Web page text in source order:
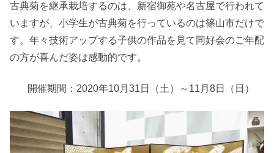
古典菊を継承栽培するのは、新宿御苑や名古屋で行われて
いますが、小学生が古典菊を行っているのは篠山市だけで
す。年々技術アップする子供の作品を見て同好会のご年配
の方が喜んだ姿は感動的です。
開催期間：2020年10月31日（土）～11月8日（日）